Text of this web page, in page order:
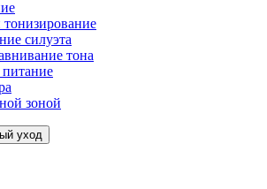
силуэта
тона
зоной
уход